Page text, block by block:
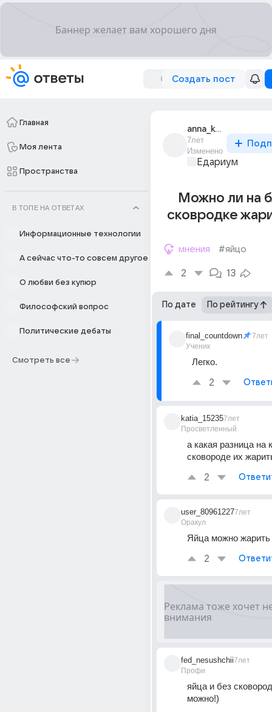
Создать пост
Главная
Моя лента
Пространства
В ТОПЕ НА ОТВЕТАХ
Информационные технологии
А сейчас что-то совсем другое
О любви без купюр
Философский вопрос
Политические дебаты
Смотреть все
anna_korneva_440
7лет
Изменено
Едариум
Можно ли на
сковродке
мнения #яйцо
2 13
По дате По рейтингу
final_countdown
Ученик
7лет
Легко.
2
katia_15235
Просветленный
7лет
а какая разница на
сковороде их
2
user_80961227
Оракул
7лет
Яйца можно
2
fed_nesushchii
Профи
7лет
яйца и без
можно!)